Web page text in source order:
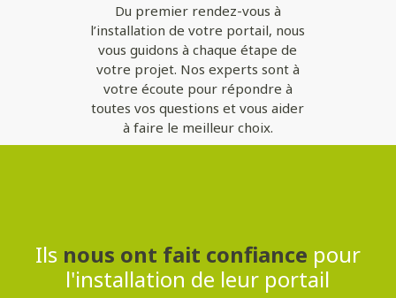
Du premier rendez-vous à
l’installation de votre portail, nous
vous guidons à chaque étape de
votre projet. Nos experts sont à
votre écoute pour répondre à
toutes vos questions et vous aider
à faire le meilleur choix.
Ils nous ont fait confiance pour
l'installation de leur portail